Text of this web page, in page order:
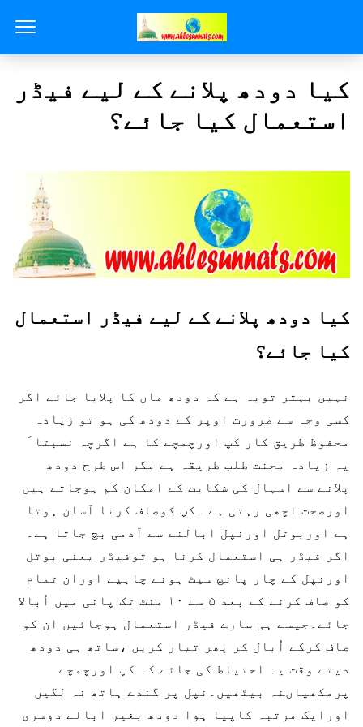
کیا دودھ پلانے کے لیے فیڈر
استعمال کیا جائے؟
کیا دودھ پلانے کے لیے فیڈر استعمال
کیا جائے؟
نہیں بہتر تویہ ہے کہ دودھ ماں کا پلایا جائے اگر
کسی وجہ سے ضرورت اوپر کے دودھ کی ہو تو زیادہ
محفوظ طریق کار کپ اورچمچے کا ہے اگرچہ نسبتا ً
یہ زیادہ محنت طلب طریقہ ہے مگر اس طرح دودھ
پلانے سے اسہال کی شکایت کے امکان کم ہوجاتے ہیں
اورصحت اچھی رہتی ہے ۔کپ کوصاف کرنا آسان ہوتا
ہے اوربوتل اورنپل ابالنے سے آدمی بچ جاتا ہے۔
اگر فیڈر ہی استعمال کرنا ہو توفیڈر یعنی بوتل
اورنپل کے چار پانچ سیٹ ہونے چاہیے اوران تمام
کو صاف کرنے کے بعد ۵ سے ۱۰ منٹ تک پانی میں اُبالا
جائے۔جیسے ہی سارے فیڈر استعمال ہوجائیں ان کو
صاف کرکے اُبال کر پھر تیار کریں ،ساتھ ہی دودھ
دیتے وقت یہ احتیاط کی جائے کہ کپ اورچمچے
پرمکھیاںنہ بیٹھیں۔نپل پر گندے ہاتھ نہ لگیں
اورایک مرتبہ کاپیا ہوا دودھ بغیر ابالے دوسری